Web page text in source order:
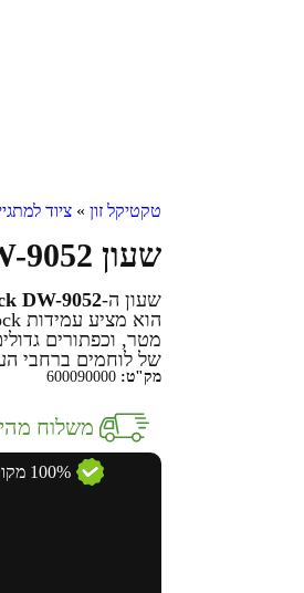
טקטיקל זון » ציוד
שעון G-Shock DW-9052
שעון ה-DW-9052
מטר, וכפתורים
של לוחמים ברחבי
מק"ט:
משלוח
100% מקורי